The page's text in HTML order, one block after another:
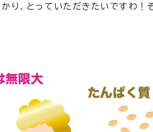
り、とっていただきたいですわ！